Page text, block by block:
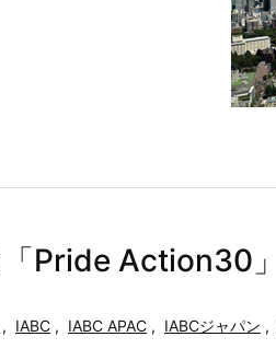
Pride Action30
, IABC , IABC APAC , IABCジャパン ,